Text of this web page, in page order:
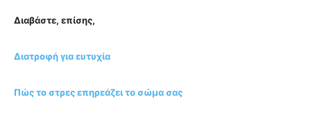
Διαβάστε, επίσης,
Διατροφή για ευτυχία
Πώς το στρες επηρεάζει το σώμα σας